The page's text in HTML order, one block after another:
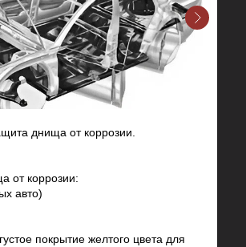
днища от коррозии.
от коррозии:
авто)
покрытие желтого цвета для